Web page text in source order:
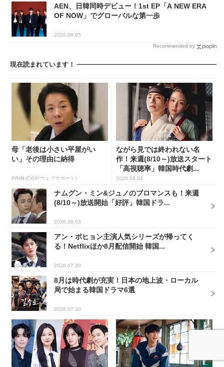
AEN、日韓同時デビュー！1st EP「A NEW ERA
OF NOW」でグローバルな第一歩
2026.08.05
Recommended by
現在読まれています！
母「老後は小さい平屋がい
い」その理由に納得
PR(株式会社ウェブサポート)
ながら見では終われない名
作！来週(8/10～)放送スタート
「高視聴率」韓国時代劇...
2026.08.04
ナムグン・ミン&ジュノのブロマンスも！来週
(8/10～)放送開始「好評」韓国ドラ...
2026.08.03
アン・ボヒョン主演人気シリーズが帰ってく
る！Netflixほか8月配信開始 韓国...
2026.07.30
8月は時代劇が充実！日本の地上波・ローカル
局で始まる韓国ドラマ6選
2026.07.30